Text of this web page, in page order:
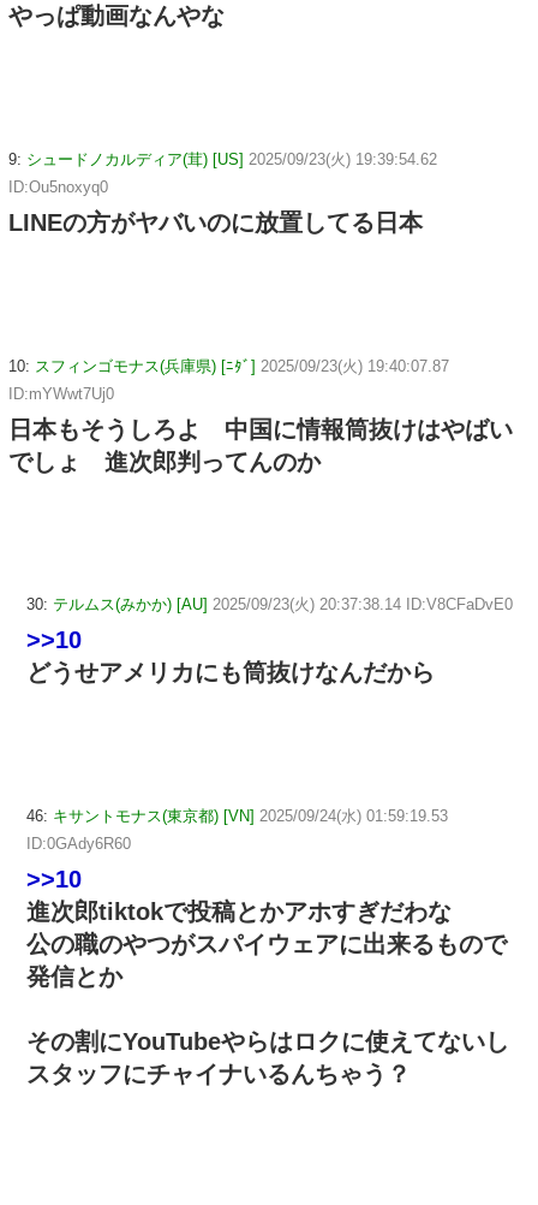
やっぱ動画なんやな
9: シュードノカルディア(茸) [US] 2025/09/23(火) 19:39:54.62
ID:Ou5noxyq0
LINEの方がヤバいのに放置してる日本
10: スフィンゴモナス(兵庫県) [ﾆﾀﾞ] 2025/09/23(火) 19:40:07.87
ID:mYWwt7Uj0
日本もそうしろよ 中国に情報筒抜けはやばい
でしょ 進次郎判ってんのか
30: テルムス(みかか) [AU] 2025/09/23(火) 20:37:38.14 ID:V8CFaDvE0
>>10
どうせアメリカにも筒抜けなんだから
46: キサントモナス(東京都) [VN] 2025/09/24(水) 01:59:19.53
ID:0GAdy6R60
>>10
進次郎tiktokで投稿とかアホすぎだわな
公の職のやつがスパイウェアに出来るもので
発信とか
その割にYouTubeやらはロクに使えてないし
スタッフにチャイナいるんちゃう？